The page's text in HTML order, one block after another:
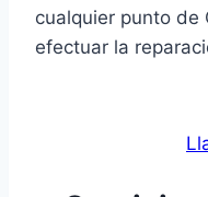
cualquier punto de
efectuar la